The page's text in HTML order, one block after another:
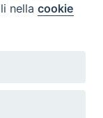
Supremo Moderatore
nellacookie